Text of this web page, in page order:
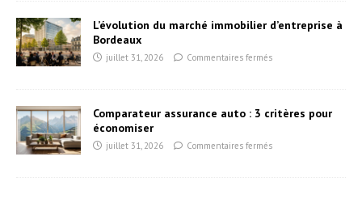
L’évolution du marché immobilier d’entreprise à
Bordeaux
juillet 31, 2026 Commentaires fermés
Comparateur assurance auto : 3 critères pour
économiser
juillet 31, 2026 Commentaires fermés